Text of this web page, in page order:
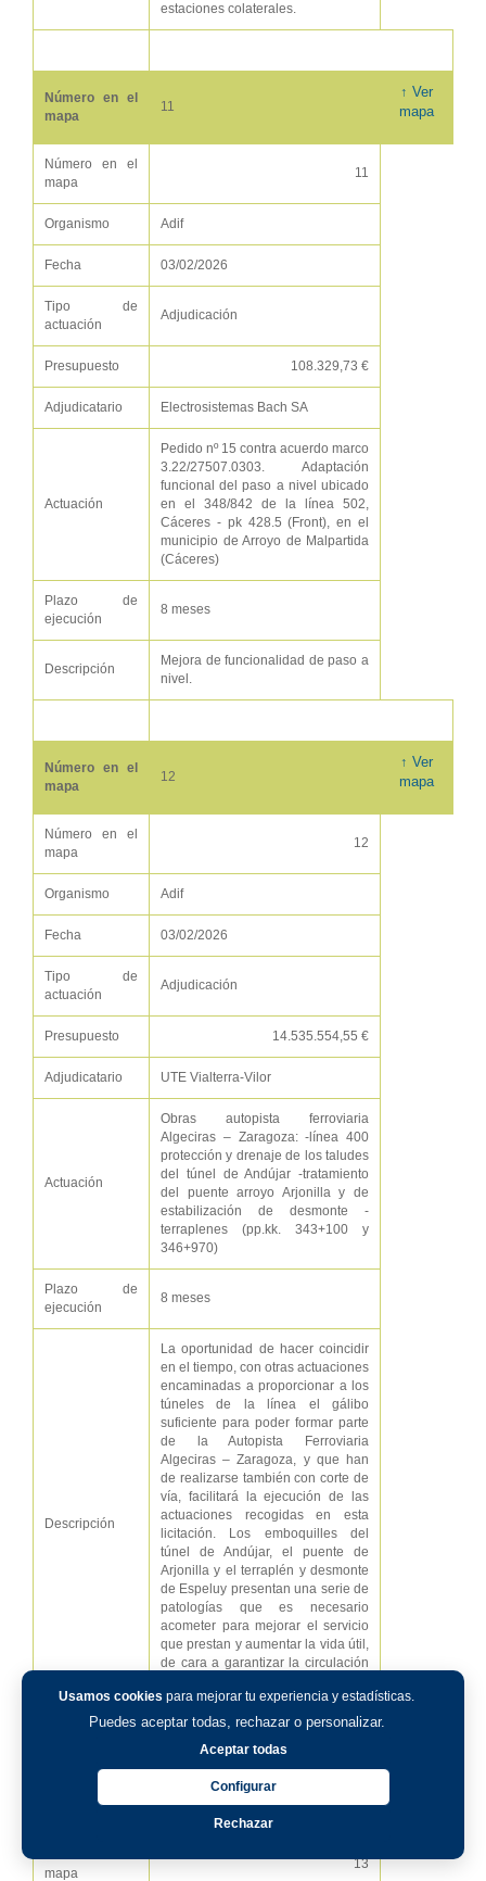
Usamos cookies para mejorar tu experiencia y estadísticas.
Puedes aceptar todas, rechazar o personalizar.
Aceptar todas
Configurar
Rechazar
estaciones colaterales.
Número en el
mapa
11
↑ Ver
mapa
Número en el
mapa
11
Organismo Adif
Fecha 03/02/2026
Tipo de
actuación
Adjudicación
Presupuesto 108.329,73 €
Adjudicatario Electrosistemas Bach SA
Actuación
Pedido nº 15 contra acuerdo marco
3.22/27507.0303. Adaptación
funcional del paso a nivel ubicado
en el 348/842 de la línea 502,
Cáceres - pk 428.5 (Front), en el
municipio de Arroyo de Malpartida
(Cáceres)
Plazo de
ejecución
8 meses
Descripción
Mejora de funcionalidad de paso a
nivel.
Número en el
mapa
12
↑ Ver
mapa
Número en el
mapa
12
Organismo Adif
Fecha 03/02/2026
Tipo de
actuación
Adjudicación
Presupuesto 14.535.554,55 €
Adjudicatario UTE Vialterra-Vilor
Actuación
Obras autopista ferroviaria
Algeciras – Zaragoza: -línea 400
protección y drenaje de los taludes
del túnel de Andújar -tratamiento
del puente arroyo Arjonilla y de
estabilización de desmonte -
terraplenes (pp.kk. 343+100 y
346+970)
Plazo de
ejecución
8 meses
Descripción
La oportunidad de hacer coincidir
en el tiempo, con otras actuaciones
encaminadas a proporcionar a los
túneles de la línea el gálibo
suficiente para poder formar parte
de la Autopista Ferroviaria
Algeciras – Zaragoza, y que han
de realizarse también con corte de
vía, facilitará la ejecución de las
actuaciones recogidas en esta
licitación. Los emboquilles del
túnel de Andújar, el puente de
Arjonilla y el terraplén y desmonte
de Espeluy presentan una serie de
patologías que es necesario
acometer para mejorar el servicio
que prestan y aumentar la vida útil,
de cara a garantizar la circulación
cual, forman parte.
mapa
13